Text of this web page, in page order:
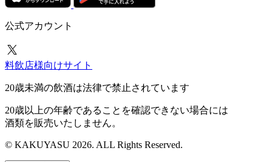
公式アカウント
料飲店様向けサイト
20歳未満の飲酒は法律で禁止されています
20歳以上の年齢であることを確認できない場合には
酒類を販売いたしません。
© KAKUYASU 2026. ALL Rights Reserved.